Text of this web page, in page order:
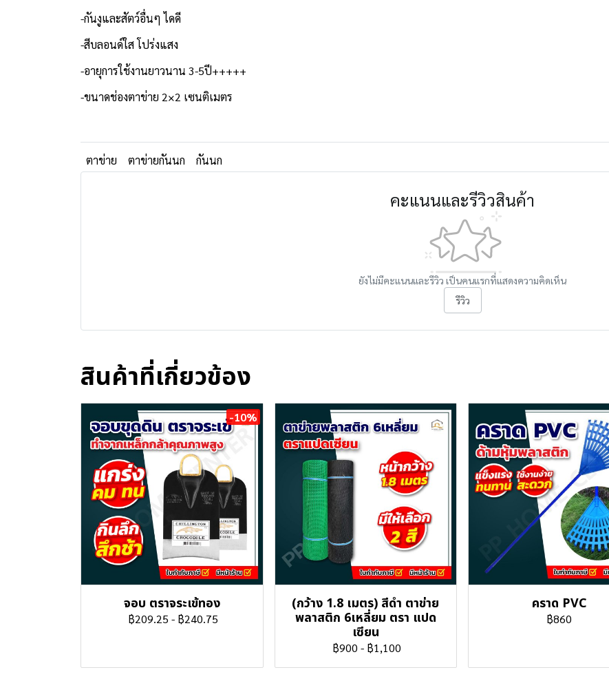
-กันงูและสัตว์อื่นๆ ไดดี
-สีบลอนด์ใส โปร่งแสง
-อายุการใช้งานยาวนาน 3-5ปี+++++
-ขนาดช่องตาข่าย 2×2 เซนติเมตร
ตาข่าย ตาข่ายกันนก กันนก
คะแนนและรีวิวสินค้า
ยังไม่มีคะแนนและรีวิว เป็นคนแรกที่แสดงความคิดเห็น
รีวิว
สินค้าที่เกี่ยวข้อง
-10%
จอบ ตราจระเข้ทอง
฿209.25 - ฿240.75
(กว้าง 1.8 เมตร) สีดำ ตาข่าย
พลาสติก 6เหลี่ยม ตรา แปด
เซียน
฿900 - ฿1,100
คราด PVC
฿860